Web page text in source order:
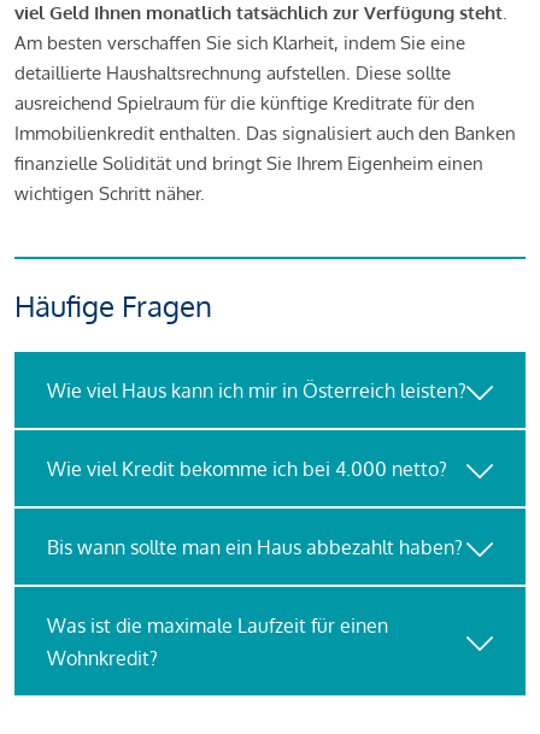
viel Geld Ihnen monatlich tatsächlich zur Verfügung steht.
Am besten verschaffen Sie sich Klarheit, indem Sie eine
detaillierte Haushaltsrechnung aufstellen. Diese sollte
ausreichend Spielraum für die künftige Kreditrate für den
Immobilienkredit enthalten. Das signalisiert auch den Banken
finanzielle Solidität und bringt Sie Ihrem Eigenheim einen
wichtigen Schritt näher.
Häufige Fragen
Wie viel Haus kann ich mir in Österreich leisten?
Wie viel Kredit bekomme ich bei 4.000 netto?
Bis wann sollte man ein Haus abbezahlt haben?
Was ist die maximale Laufzeit für einen
Wohnkredit?